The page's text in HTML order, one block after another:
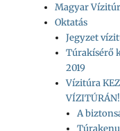
Magyar
Oktatás
Jegyzet
Túrakísérő
2019
Vízitúra
VÍZITÚRÁN!
A